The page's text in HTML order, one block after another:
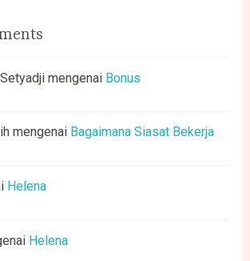
mengenai Bonus
mengenai Bagaimana Siasat Bekerja
Helena
Helena